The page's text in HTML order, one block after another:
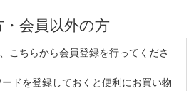
会員以外の方
こちらから会員登録を行ってくださ
ドを登録しておくと便利にお買い物